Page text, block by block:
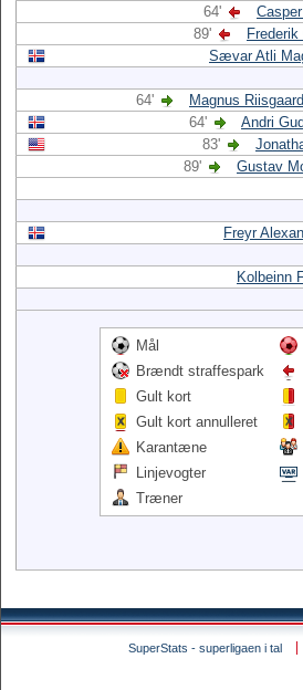
64'
89'
Sævar Atli
64' Magnus
64'
Andri
83'
89'
Gustav
Freyr
Kolbeinn
Mål
Brændt straffespark
Gult kort
Gult kort annulleret
Karantæne
Linjevogter
Træner
SuperStats - superligaen i tal